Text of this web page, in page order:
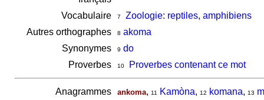
Vocabulaire 7
Zoologie: reptiles, amphibiens
Autres orthographes
8 akoma
Synonymes
9 do
Proverbes
10 Proverbes contenant ce mot
Anagrammes ankoma, 11 Kamòna, 12 komana, 13